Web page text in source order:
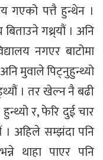
पत्तै हुन्थेन ।
गथ्र्यौं । अनि
नगएर बाटोमा
मुवाले पिट्नुहुन्थ्यो
। तर खेल्न नै बढी
र, फेरि दुई चार
। अहिले सम्झंदा पनि
थाहा पाएर पनि